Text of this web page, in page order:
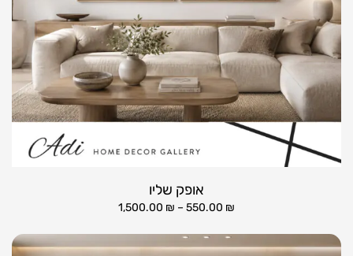
אופק שליו
550.00 ₪
–
1,500.00 ₪